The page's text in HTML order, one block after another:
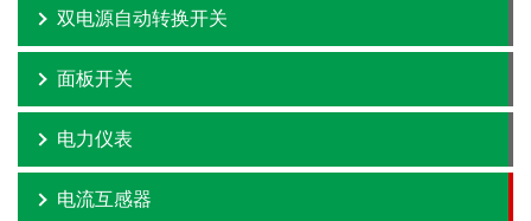
双电源自动转换开关
面板开关
电力仪表
电流互感器